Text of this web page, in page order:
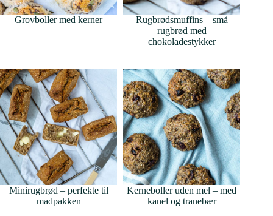
Grovboller med kerner
Rugbrødsmuffins – små
rugbrød med
chokoladestykker
Minirugbrød – perfekte til
madpakken
Kerneboller uden mel – med
kanel og tranebær